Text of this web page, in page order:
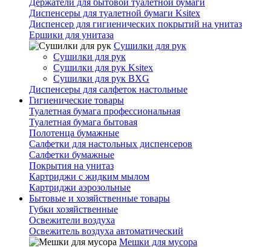
Держатели для бытовой туалетной бумаги
Диспенсеры для туалетной бумаги Ksitex
Диспенсер для гигиенических покрытий на унитаз
Ершики для унитаза
Сушилки для рук
Сушилки для рук
Сушилки для рук Ksitex
Сушилки для рук BXG
Диспенсеры для салфеток настольные
Гигиенические товары
Туалетная бумага профессиональная
Туалетная бумага бытовая
Полотенца бумажные
Салфетки для настольных диспенсеров
Салфетки бумажные
Покрытия на унитаз
Картриджи с жидким мылом
Картриджи аэрозольные
Бытовые и хозяйственные товары
Губки хозяйственные
Освежители воздуха
Освежитель воздуха автоматический
Мешки для мусора